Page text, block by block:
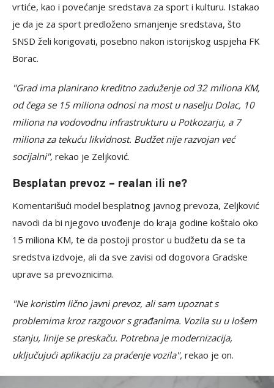
vrtiće, kao i povećanje sredstava za sport i kulturu. Istakao
je da je za sport predloženo smanjenje sredstava, što
SNSD želi korigovati, posebno nakon istorijskog uspjeha FK
Borac.
"Grad ima planirano kreditno zaduženje od 32 miliona KM,
od čega se 15 miliona odnosi na most u naselju Dolac, 10
miliona na vodovodnu infrastrukturu u Potkozarju, a 7
miliona za tekuću likvidnost. Budžet nije razvojan već
socijalni", rekao je Zeljković.
Besplatan prevoz – realan ili ne?
Komentarišući model besplatnog javnog prevoza, Zeljković
navodi da bi njegovo uvođenje do kraja godine koštalo oko
15 miliona KM, te da postoji prostor u budžetu da se ta
sredstva izdvoje, ali da sve zavisi od dogovora Gradske
uprave sa prevoznicima.
"Ne koristim lično javni prevoz, ali sam upoznat s
problemima kroz razgovor s građanima. Vozila su u lošem
stanju, linije se preskaču. Potrebna je modernizacija,
uključujući aplikaciju za praćenje vozila", rekao je on.